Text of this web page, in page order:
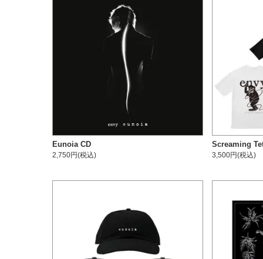
Eunoia CD
2,750円(税込)
Screaming
3,500円(税込)